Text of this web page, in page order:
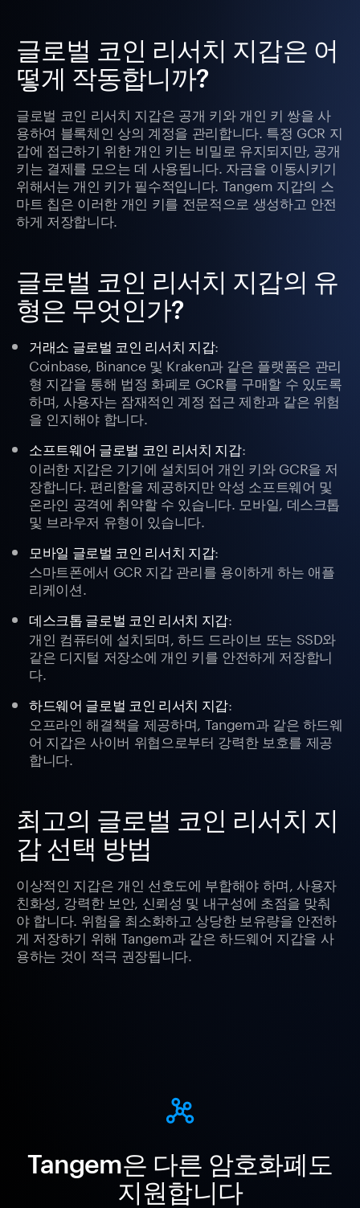
글로벌 코인 리서치 지갑은 어
떻게 작동합니까?
글로벌 코인 리서치 지갑은 공개 키와 개인 키 쌍을 사
용하여 블록체인 상의 계정을 관리합니다. 특정 GCR 지
갑에 접근하기 위한 개인 키는 비밀로 유지되지만, 공개
키는 결제를 모으는 데 사용됩니다. 자금을 이동시키기
위해서는 개인 키가 필수적입니다. Tangem 지갑의 스
마트 칩은 이러한 개인 키를 전문적으로 생성하고 안전
하게 저장합니다.
글로벌 코인 리서치 지갑의 유
형은 무엇인가?
거래소 글로벌 코인 리서치 지갑:
Coinbase, Binance 및 Kraken과 같은 플랫폼은 관리
형 지갑을 통해 법정 화폐로 GCR를 구매할 수 있도록
하며, 사용자는 잠재적인 계정 접근 제한과 같은 위험
을 인지해야 합니다.
소프트웨어 글로벌 코인 리서치 지갑:
이러한 지갑은 기기에 설치되어 개인 키와 GCR을 저
장합니다. 편리함을 제공하지만 악성 소프트웨어 및
온라인 공격에 취약할 수 있습니다. 모바일, 데스크톱
및 브라우저 유형이 있습니다.
모바일 글로벌 코인 리서치 지갑:
스마트폰에서 GCR 지갑 관리를 용이하게 하는 애플
리케이션.
데스크톱 글로벌 코인 리서치 지갑:
개인 컴퓨터에 설치되며, 하드 드라이브 또는 SSD와
같은 디지털 저장소에 개인 키를 안전하게 저장합니
다.
하드웨어 글로벌 코인 리서치 지갑:
오프라인 해결책을 제공하며, Tangem과 같은 하드웨
어 지갑은 사이버 위협으로부터 강력한 보호를 제공
합니다.
최고의 글로벌 코인 리서치 지
갑 선택 방법
이상적인 지갑은 개인 선호도에 부합해야 하며, 사용자
친화성, 강력한 보안, 신뢰성 및 내구성에 초점을 맞춰
야 합니다. 위험을 최소화하고 상당한 보유량을 안전하
게 저장하기 위해 Tangem과 같은 하드웨어 지갑을 사
용하는 것이 적극 권장됩니다.
Tangem은 다른 암호화폐도
지원합니다